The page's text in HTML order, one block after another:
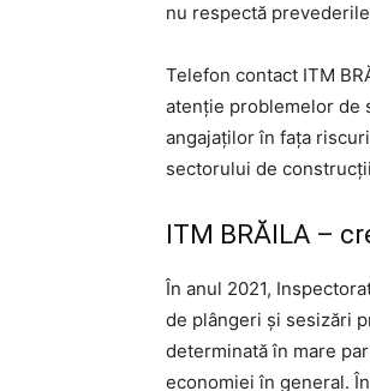
nu respectă
Telefon contact ITM
atenție problemelor de
angajaților în fața
sectorului de
ITM BRĂILA –
În anul 2021,
de plângeri și sesizări
determinată în mare
economiei în general.